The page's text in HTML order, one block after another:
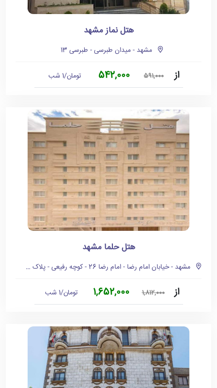
هتل نماز مشهد
مشهد - میدان طبرسی - طبرسی 13
از 591,000
542,000 تومان/1 شب
هتل حلما مشهد
مشهد - خیابان امام رضا - امام رضا 26 - کوچه رفیعی - پلاک 104
از 1,812,000
1,652,000 تومان/1 شب